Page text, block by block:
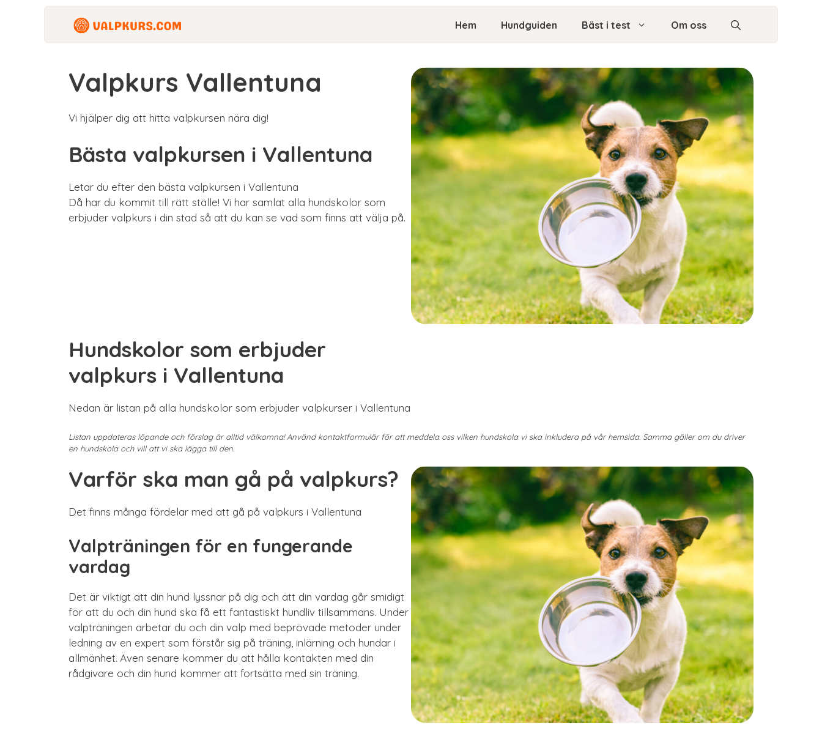
Hem Hundguiden Bäst i test Om oss
Valpkurs Vallentuna
Vi hjälper dig att hitta valpkursen nära dig!
Bästa valpkursen i Vallentuna
Letar du efter den bästa valpkursen i Vallentuna
Då har du kommit till rätt ställe! Vi har samlat alla hundskolor som
erbjuder valpkurs i din stad så att du kan se vad som finns att välja på.
Hundskolor som erbjuder
valpkurs i Vallentuna
Nedan är listan på alla hundskolor som erbjuder valpkurser i Vallentuna
Listan uppdateras löpande och förslag är alltid välkomna! Använd kontaktformulär för att meddela oss vilken hundskola vi ska inkludera på vår hemsida. Samma gäller om du driver
en hundskola och vill att vi ska lägga till den.
Varför ska man gå på valpkurs?
Det finns många fördelar med att gå på valpkurs i Vallentuna
Valpträningen för en fungerande
vardag
Det är viktigt att din hund lyssnar på dig och att din vardag går smidigt
för att du och din hund ska få ett fantastiskt hundliv tillsammans. Under
valpträningen arbetar du och din valp med beprövade metoder under
ledning av en expert som förstår sig på träning, inlärning och hundar i
allmänhet. Även senare kommer du att hålla kontakten med din
rådgivare och din hund kommer att fortsätta med sin träning.